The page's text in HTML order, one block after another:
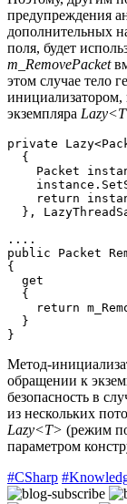
предупреждения
дополнительных
поля, будет
m_RemovePacket
этом случае тело
инициализатором,
экземпляра
private
  {
Packet
return
},
....
public Packet
{
  get
  {
return
  }
}
Метод-
обращении к
безопасность в
из нескольких
Lazy<T> (режим
параметром
#CSharp